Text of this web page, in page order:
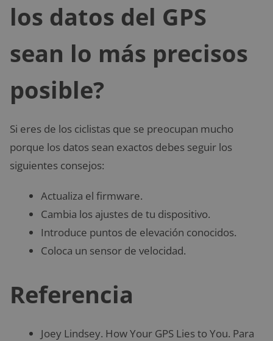
los datos del GPS
sean lo más precisos
posible?
Si eres de los ciclistas que se preocupan mucho
porque los datos sean exactos debes seguir los
siguientes consejos:
Actualiza el firmware.
Cambia los ajustes de tu dispositivo.
Introduce puntos de elevación conocidos.
Coloca un sensor de velocidad.
Referencia
Joey Lindsey. How Your GPS Lies to You. Para